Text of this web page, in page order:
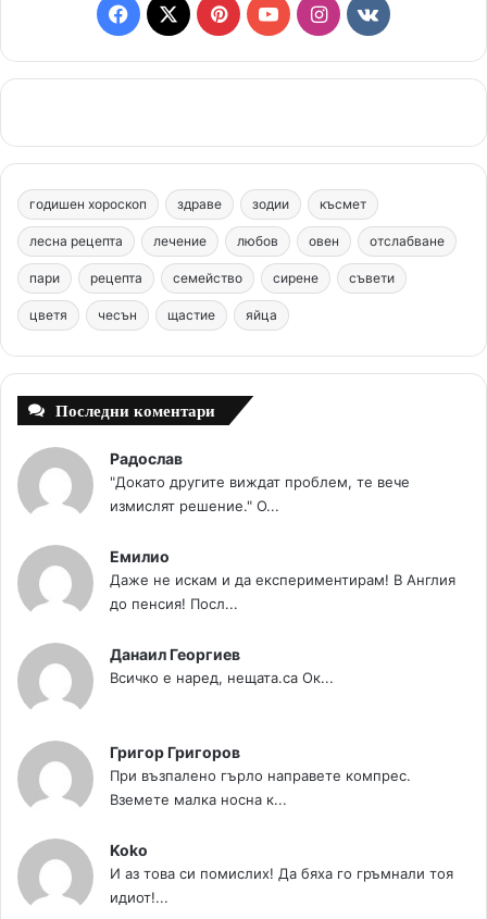
F
a
e
b
o
o
k
X
P
i
t
e
r
e
s
t
Y
o
T
u
b
e
I
n
t
a
g
r
m
v
k
c
m
годишен хороскоп здраве зодии късмет
лесна рецепта лечение любов овен отслабване
пари рецепта семейство сирене съвети
цветя чесън щастие яйца
Последни коментари
Радослав
"Докато другите виждат проблем, те вече
измислят решение." О...
Емилио
Даже не искам и да експериментирам! В Англия
до пенсия! Посл...
Данаил Георгиев
Всичко е наред, нещата.са Ок...
Григор Григоров
При възпалено гърло направете компрес.
Вземете малка носна к...
Koko
И аз това си помислих! Да бяха го гръмнали тоя
идиот!...